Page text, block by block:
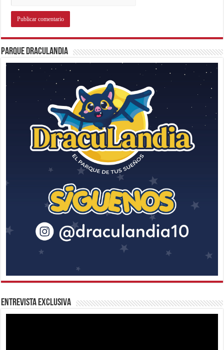
Parque Draculandia
Entrevista Exclusiva